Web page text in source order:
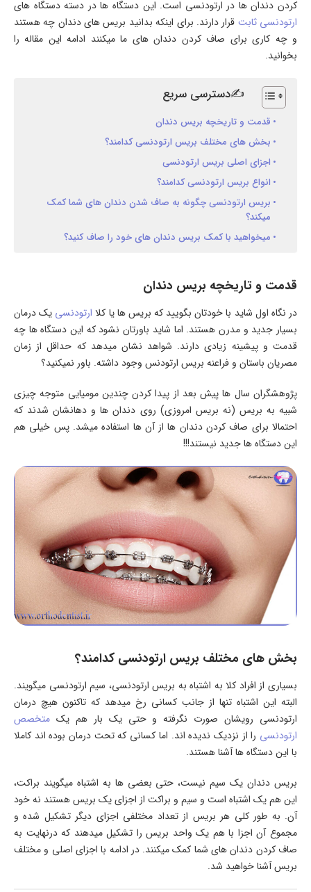
کردن دندان ها در ارتودنسی است. این دستگاه ها در دسته دستگاه های
ارتودنسی ثابت قرار دارند. برای اینکه بدانید بریس های دندان چه هستند
و چه کاری برای صاف کردن دندان های ما میکنند ادامه این مقاله را
بخوانید.
✍دسترسی سریع
قدمت و تاریخچه بریس دندان
بخش های مختلف بریس ارتودنسی کدامند؟
اجزای اصلی بریس ارتودنسی
انواع بریس ارتودنسی کدامند؟
بریس ارتودنسی چگونه به صاف شدن دندان های شما کمک
میکند؟
میخواهید با کمک بریس دندان های خود را صاف کنید؟
قدمت و تاریخچه بریس دندان
در نگاه اول شاید با خودتان بگویید که بریس ها یا کلا ارتودنسی یک درمان
بسیار جدید و مدرن هستند. اما شاید باورتان نشود که این دستگاه ها چه
قدمت و پیشینه زیادی دارند. شواهد نشان میدهد که حداقل از زمان
مصریان باستان و فراعنه بریس ارتودنس وجود داشته. باور نمیکنید؟
پژوهشگران سال ها پیش بعد از پیدا کردن چندین مومیایی متوجه چیزی
شبیه به بریس (نه بریس امروزی) روی دندان ها و دهانشان شدند که
احتمالا برای صاف کردن دندان ها از آن ها استفاده میشد. پس خیلی هم
این دستگاه ها جدید نیستند!!!
بخش های مختلف بریس ارتودنسی کدامند؟
بسیاری از افراد کلا به اشتباه به بریس ارتودنسی، سیم ارتودنسی میگویند.
البته این اشتباه تنها از جانب کسانی رخ میدهد که تاکنون هیچ درمان
ارتودنسی رویشان صورت نگرفته و حتی یک بار هم یک متخصص
ارتودنسی را از نزدیک ندیده اند. اما کسانی که تحت درمان بوده اند کاملا
با این دستگاه ها آشنا هستند.
بریس دندان یک سیم نیست، حتی بعضی ها به اشتباه میگویند براکت،
این هم یک اشتباه است و سیم و براکت از اجزای یک بریس هستند نه خود
آن. به طور کلی هر بریس از تعداد مختلفی اجزای دیگر تشکیل شده و
مجموع آن اجزا با هم یک واحد بریس را تشکیل میدهند که درنهایت به
صاف کردن دندان های شما کمک میکنند. در ادامه با اجزای اصلی و مختلف
بریس آشنا خواهید شد.